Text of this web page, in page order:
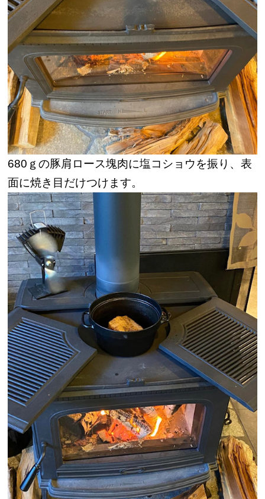
680ｇの豚肩ロース塊肉に塩コショウを振り、表
面に焼き目だけつけます。